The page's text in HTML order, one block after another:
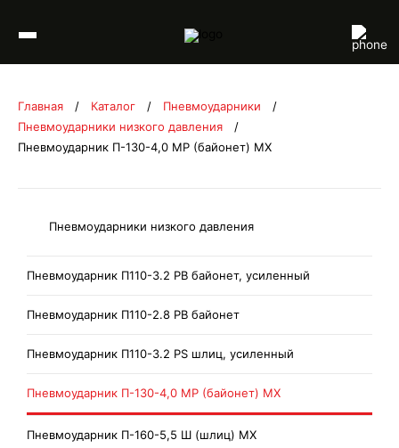
Главная / Каталог / Пневмоударники
/
Пневмоударники низкого давления
/
Пневмоударник П-130-4,0 MP (байонет) МХ
Пневмоударники низкого давления
Пневмоударник П110-3.2 РB байонет, усиленный
Пневмоударник П110-2.8 РВ байонет
Пневмоударник П110-3.2 РS шлиц, усиленный
Пневмоударник П-130-4,0 MP (байонет) МХ
Пневмоударник П-160-5,5 Ш (шлиц) МХ